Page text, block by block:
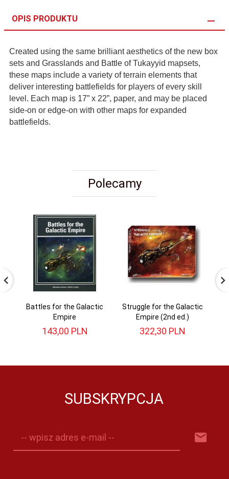
OPIS PRODUKTU
Created using the same brilliant aesthetics of the new box
sets and Grasslands and Battle of Tukayyid mapsets,
these maps include a variety of terrain elements that
deliver interesting battlefields for players of every skill
level. Each map is 17” x 22”, paper, and may be placed
side-on or edge-on with other maps for expanded
battlefields.
Polecamy
Battles for the Galactic
Empire
143,00 PLN
Struggle for the Galactic
Empire (2nd ed.)
322,30 PLN
SUBSKRYPCJA
-- wpisz adres e-mail --